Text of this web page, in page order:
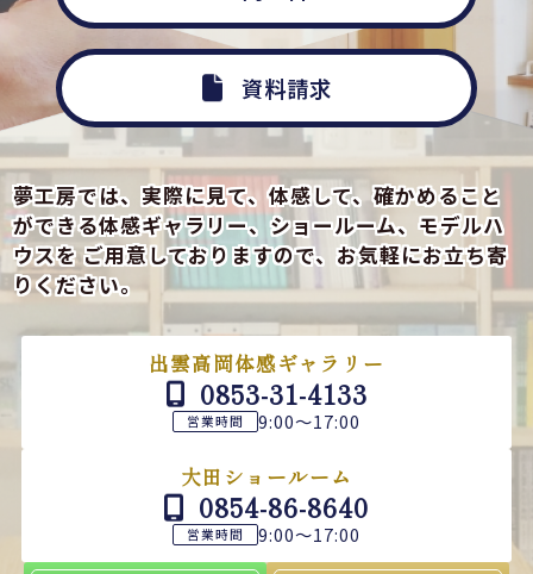
資料請求
夢工房では、実際に見て、体感して、確かめること
ができる体感ギャラリー、ショールーム、モデルハ
ウスをご用意しておりますので、お気軽にお立ち寄
りください。
出雲高岡体感ギャラリー
0853-31-4133
営業時間 9:00～17:00
大田ショールーム
0854-86-8640
営業時間 9:00～17:00